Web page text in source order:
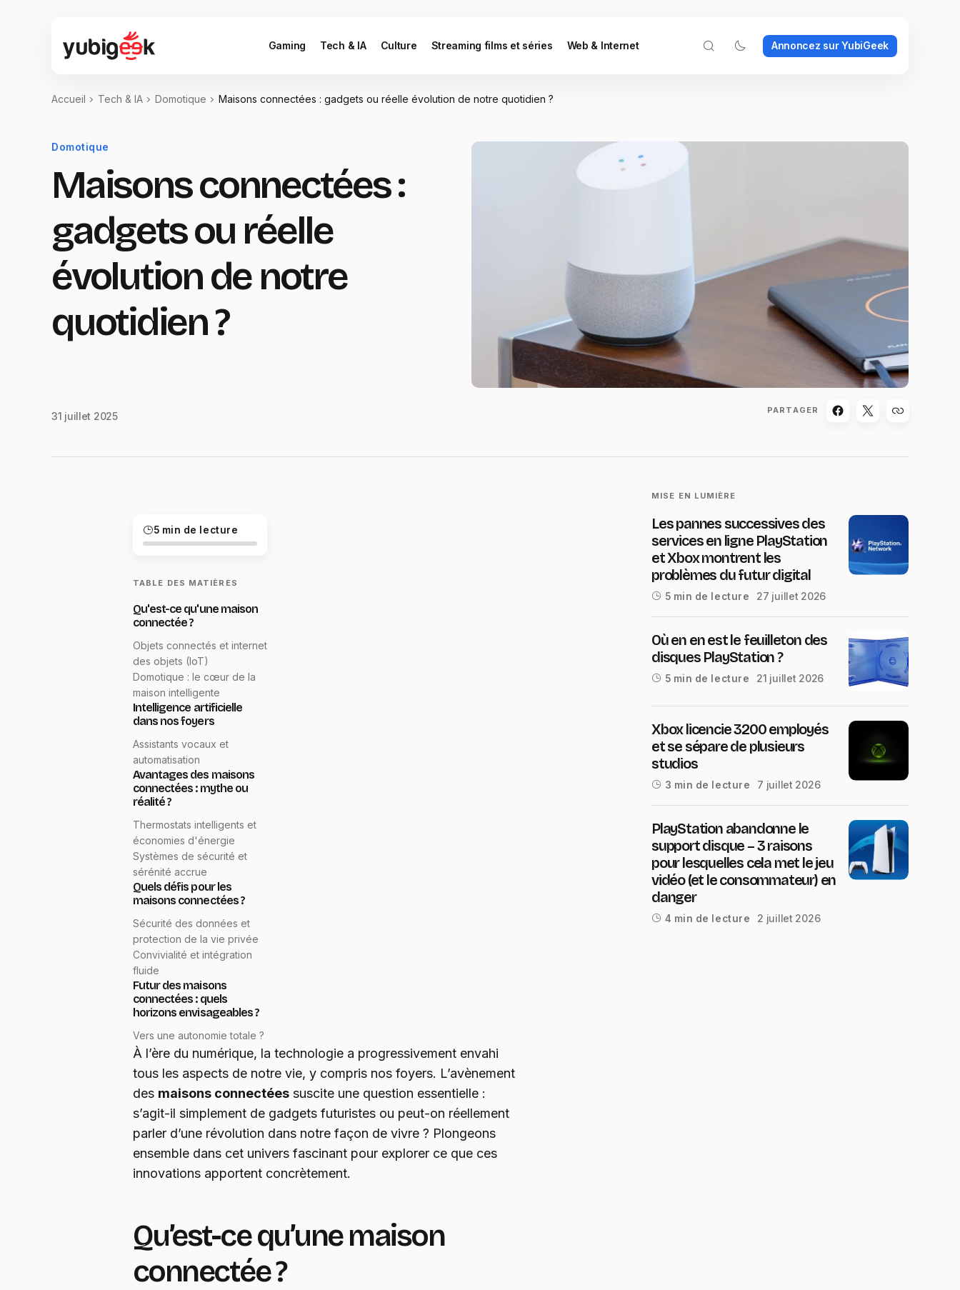
Gaming Tech & IA Culture Streaming films et séries Web & Internet Annoncez sur YubiGeek
Accueil Tech & IA Domotique Maisons connectées : gadgets ou réelle évolution de notre quotidien ?
Domotique
Maisons connectées :
gadgets ou réelle
évolution de notre
quotidien ?
31 juillet 2025 PARTAGER
5 min de lecture
TABLE DES MATIÈRES
Qu'est-ce qu'une maison
connectée ?
Objets connectés et internet
des objets (IoT)
Domotique : le cœur de la
maison intelligente
Intelligence artificielle
dans nos foyers
Assistants vocaux et
automatisation
Avantages des maisons
connectées : mythe ou
réalité ?
Thermostats intelligents et
économies d'énergie
Systèmes de sécurité et
sérénité accrue
Quels défis pour les
maisons connectées ?
Sécurité des données et
protection de la vie privée
Convivialité et intégration
fluide
Futur des maisons
connectées : quels
horizons envisageables ?
Vers une autonomie totale ?
À l’ère du numérique, la technologie a progressivement envahi
tous les aspects de notre vie, y compris nos foyers. L’avènement
des maisons connectées suscite une question essentielle :
s’agit-il simplement de gadgets futuristes ou peut-on réellement
parler d’une révolution dans notre façon de vivre ? Plongeons
ensemble dans cet univers fascinant pour explorer ce que ces
innovations apportent concrètement.
Qu’est-ce qu’une maison
connectée ?
MISE EN LUMIÈRE
Les pannes successives des
services en ligne PlayStation
et Xbox montrent les
problèmes du futur digital
5 min de lecture 27 juillet 2026
Où en en est le feuilleton des
disques PlayStation ?
5 min de lecture 21 juillet 2026
Xbox licencie 3200 employés
et se sépare de plusieurs
studios
3 min de lecture 7 juillet 2026
PlayStation abandonne le
support disque – 3 raisons
pour lesquelles cela met le jeu
vidéo (et le consommateur) en
danger
4 min de lecture 2 juillet 2026